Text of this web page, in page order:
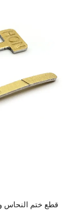
قطع ختم النحاس